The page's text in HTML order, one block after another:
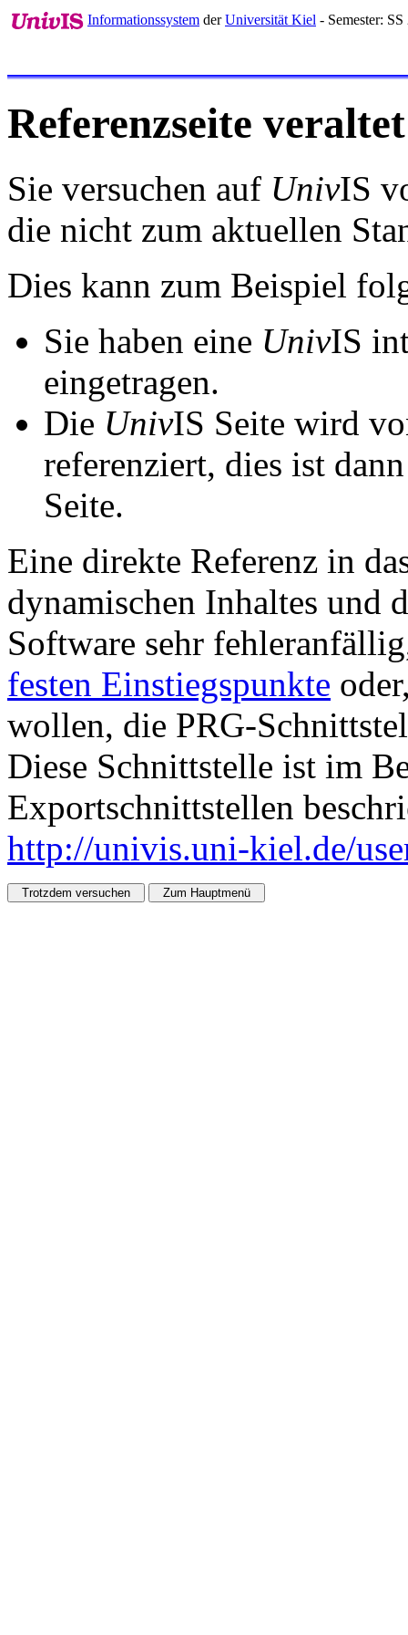
Informationssystem derUniversität Kiel - Semester: SS
Referenzseite veraltet
Sie versuchen auf UnivIS
die nicht zum aktuellen
Dies kann zum Beispiel
Sie haben eine UnivIS
eingetragen.
Die UnivIS Seite wird
referenziert, dies ist
Seite.
Eine direkte Referenz in
dynamischen Inhaltes und
Software sehr
festen Einstiegspunkte
wollen, die PRG-
Diese Schnittstelle ist im
Exportschnittstellen
http://univis.uni-kiel.de/